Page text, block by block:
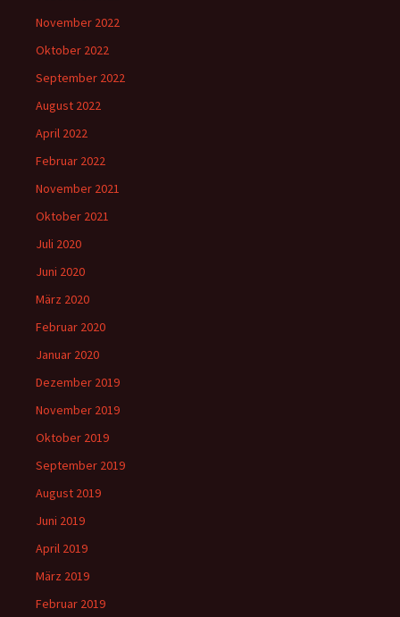
November 2022
Oktober 2022
September 2022
August 2022
April 2022
Februar 2022
November 2021
Oktober 2021
Juli 2020
Juni 2020
März 2020
Februar 2020
Januar 2020
Dezember 2019
November 2019
Oktober 2019
September 2019
August 2019
Juni 2019
April 2019
März 2019
Februar 2019